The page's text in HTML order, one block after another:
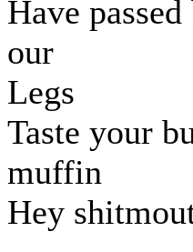
Have
our
Legs
Taste your
muffin
Hey